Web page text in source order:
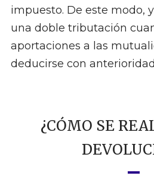
impuesto. De este modo,
una doble tributación
aportaciones a las
deducirse con
¿CÓMO SE